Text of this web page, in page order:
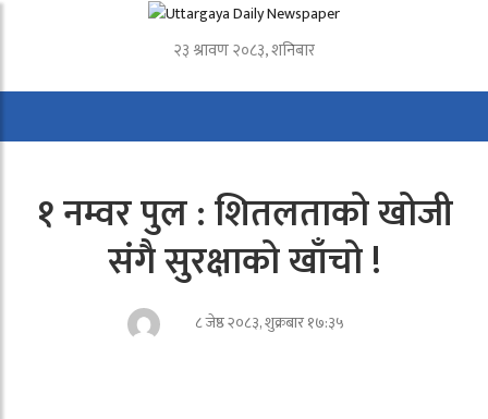
२३ श्रावण २०८३, शनिबार
१ नम्वर पुल : शितलताको खोजी
संगै सुरक्षाको खाँचो !
८ जेष्ठ २०८३, शुक्रबार १७:३५